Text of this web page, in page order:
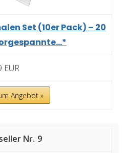
Set (10er Pack) – 20
EUR
Angebot »
9